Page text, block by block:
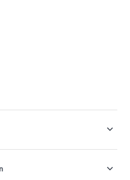
matt-strukturiertem
besonders